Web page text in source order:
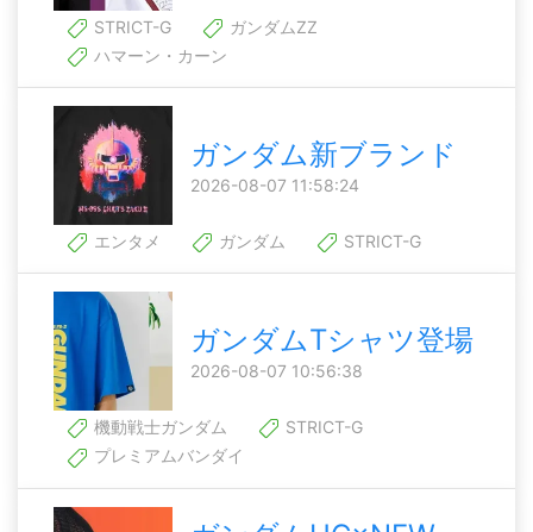
STRICT-G
ガンダムZZ
ハマーン・カーン
ガンダム新ブランド
2026-08-07 11:58:24
エンタメ ガンダム STRICT-G
ガンダムTシャツ登場
2026-08-07 10:56:38
機動戦士ガンダム
STRICT-G
プレミアムバンダイ